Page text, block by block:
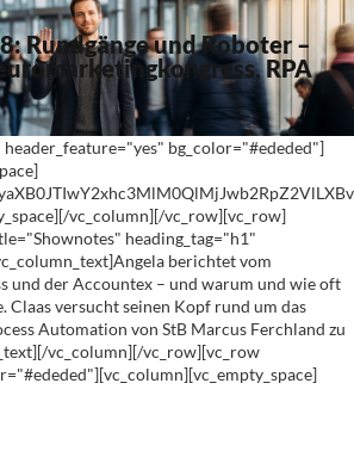
Rundgänge und Roboter –
RPA
bg_color="#ededed"]
vc_column][/vc_row][vc_row]
heading_tag="h1"
berichtet vom
und der Accountex – und warum und wie oft
Claas versucht seinen Kopf rund um das
Automation von StB Marcus Ferchland zu
vc_column][/vc_row][vc_row